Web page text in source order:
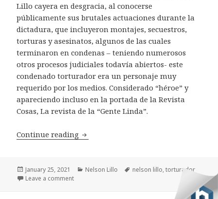
Lillo cayera en desgracia, al conocerse
públicamente sus brutales actuaciones durante la
dictadura, que incluyeron montajes, secuestros,
torturas y asesinatos, algunos de las cuales
terminaron en condenas – teniendo numerosos
otros procesos judiciales todavía abiertos- este
condenado torturador era un personaje muy
requerido por los medios. Considerado “héroe” y
apareciendo incluso en la portada de la Revista
Cosas, La revista de la “Gente Linda”.
Continue reading Nelson Lillo “Super Star”
Posted
on
January 25, 2021 Categories
Nelson Lillo Tags
nelson lillo,torturador
Leave a commenton Nelson Lillo “Super Star”